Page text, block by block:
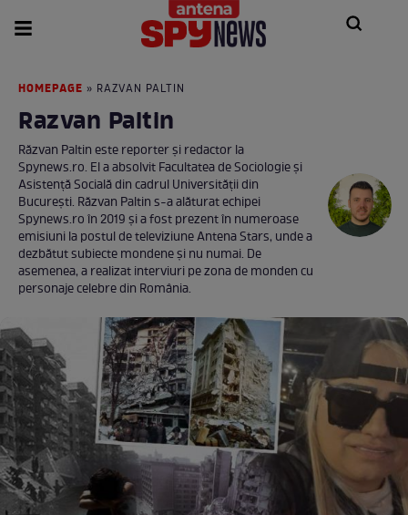
HOMEPAGE » RAZVAN PALTIN
Razvan Paltin
Răzvan Paltin este reporter și redactor la
Spynews.ro. El a absolvit Facultatea de Sociologie și
Asistență Socială din cadrul Universității din
București. Răzvan Paltin s-a alăturat echipei
Spynews.ro în 2019 și a fost prezent în numeroase
emisiuni la postul de televiziune Antena Stars, unde a
dezbătut subiecte mondene și nu numai. De
asemenea, a realizat interviuri pe zona de monden cu
personaje celebre din România.